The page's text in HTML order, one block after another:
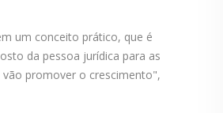
um conceito prático, que é
da pessoa jurídica para as
vão promover o crescimento",